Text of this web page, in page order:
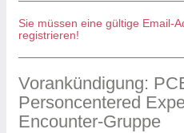
Sie müssen eine gültige Email-
registrieren!
Vorankündigung:
Personcentered
Encounter-Gruppe